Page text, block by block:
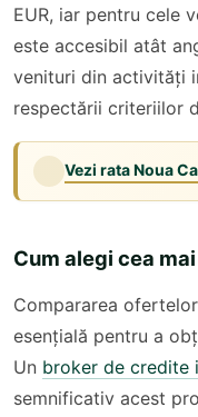
EUR, iar pentru cele
este accesibil atât
venituri din activități
respectării criteriilor
Vezi rata Noua
Cum alegi cea
Compararea
esențială pentru a
Un broker de credite
semnificativ acest